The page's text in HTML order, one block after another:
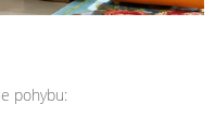
pohybu: